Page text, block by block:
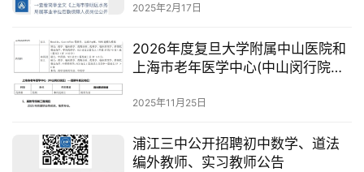
2025年2月17日
2026年度复旦大学附属中山医院和
上海市老年医学中心(中山闵行院区)
2025年11月25日
浦江三中公开招聘初中数学、道法
编外教师、实习教师公告